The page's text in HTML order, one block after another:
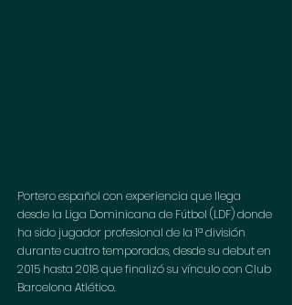
Portero español con experiencia que llega
desde la Liga Dominicana de Fútbol (LDF) donde
ha sido jugador profesional de la 1ª división
durante cuatro temporadas, desde su debut en
2015 hasta 2018 que finalizó su vínculo con Club
Barcelona Atlético.